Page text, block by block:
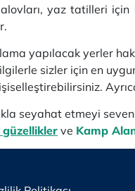
yaz tatilleri
yapılacak yerler
sizler için en
seyahat etmeyi
güzellikler ve Kamp